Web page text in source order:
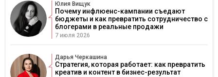
Юлия Вищук
Почему инфлюенс-кампании съедают
бюджеты и как превратить сотрудничество с
блогерами в реальные продажи
7 июля 2026
Дарья Черкашина
Стратегия, которая работает: как превратить
креатив и контент в бизнес-результат